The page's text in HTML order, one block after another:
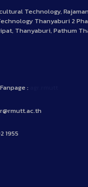
Technology,
Thanyaburi 2
Thanyaburi, Pathum
:
1955